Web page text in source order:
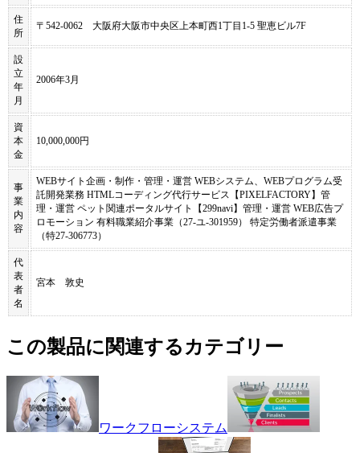
住
所
〒542-0062 大阪府大阪市中央区上本町西1丁目1-5 聖恵ビル7F
設
立
年
月
2006年3月
資
本
金
10,000,000円
事
業
内
容
WEBサイト企画・制作・管理・運営 WEBシステム、WEBプログラム受
託開発業務 HTMLコーディング代行サービス【PIXELFACTORY】管
理・運営 ペット関連ポータルサイト【299navi】管理・運営 WEB広告プ
ロモーション 有料職業紹介事業（27-ユ-301959） 特定労働者派遣事業
（特27-306773）
代
表
者
名
宮本 敦史
この製品に関連するカテゴリー
ワークフローシステム